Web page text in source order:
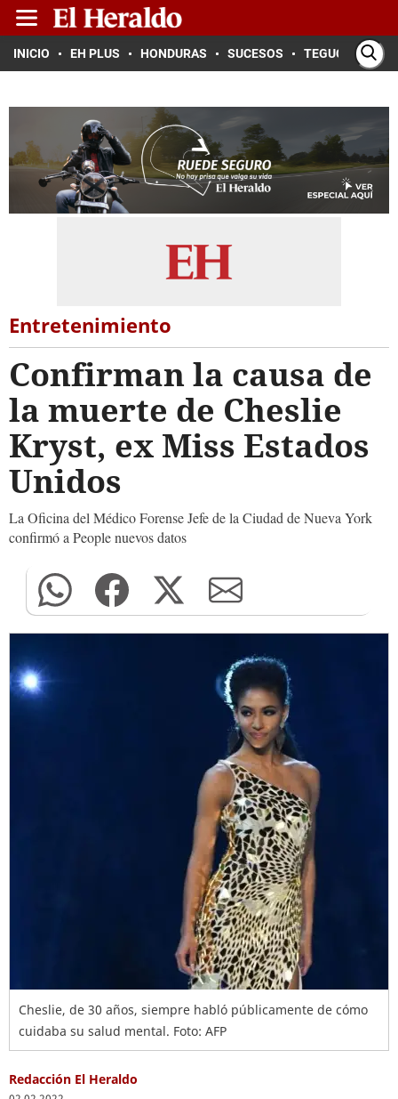
INICIO EH PLUS HONDURAS SUCESOS TEGUCIGALPA
Entretenimiento
Confirman la causa de
la muerte de Cheslie
Kryst, ex Miss Estados
Unidos
La Oficina del Médico Forense Jefe de la Ciudad de Nueva York
confirmó a People nuevos datos
Cheslie, de 30 años, siempre habló públicamente de cómo
cuidaba su salud mental. Foto: AFP
Redacción El Heraldo